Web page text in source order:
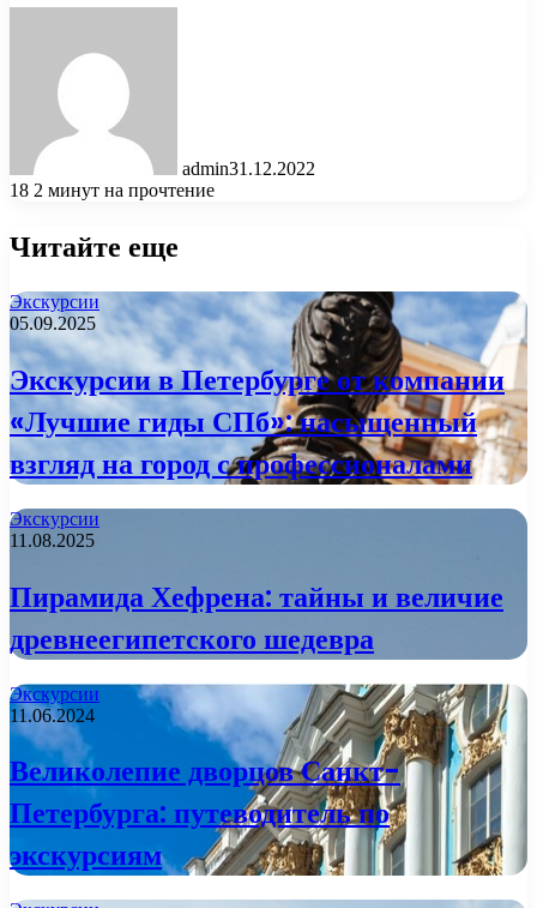
admin31.12.2022
18 2 минут на прочтение
Читайте еще
Экскурсии
05.09.2025
Экскурсии в Петербурге от компании
«Лучшие гиды СПб»: насыщенный
взгляд на город с профессионалами
Экскурсии
11.08.2025
Пирамида Хефрена: тайны и величие
древнеегипетского шедевра
Экскурсии
11.06.2024
Великолепие дворцов Санкт-
Петербурга: путеводитель по
экскурсиям